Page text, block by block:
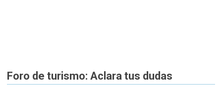
Foro de turismo: Aclara tus dudas